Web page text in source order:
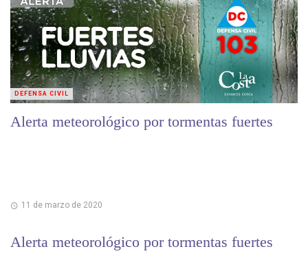
Alerta meteorológico por tormentas fuertes
11 de marzo de 2020
DEFENSA CIVIL
Alerta meteorológico por tormentas fuertes